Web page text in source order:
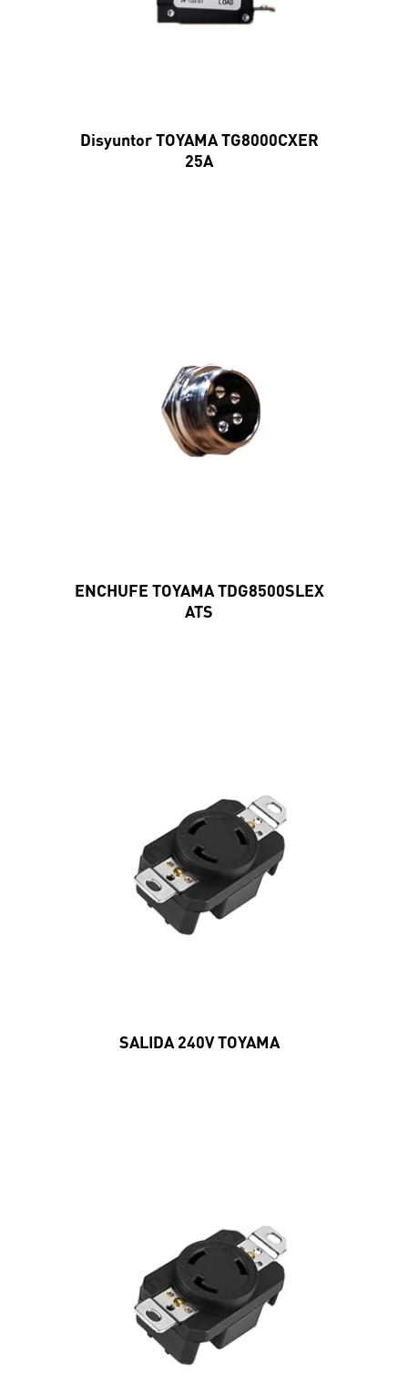
Disyuntor TOYAMA TG8000CXER
25A
ENCHUFE TOYAMA TDG8500SLEX
ATS
SALIDA 240V TOYAMA